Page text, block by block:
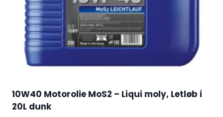
10W40 Motorolie MoS2 – Liqui moly, Letløb i
20L dunk